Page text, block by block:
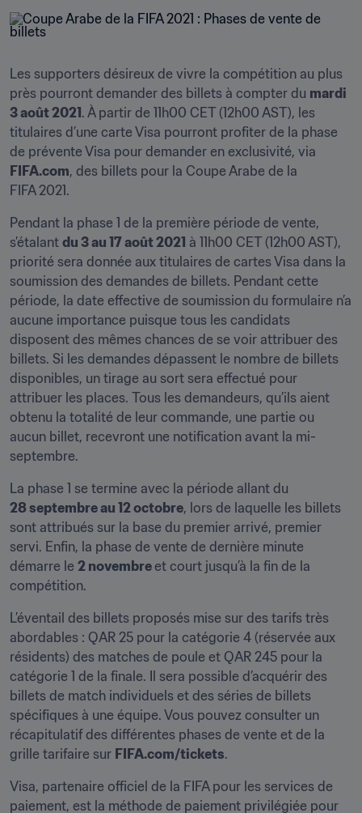
Les supporters désireux de vivre la compétition au plus
près pourront demander des billets à compter du mardi
3 août 2021 . À partir de 11h00 CET (12h00 AST), les
titulaires d’une carte Visa pourront profiter de la phase
FIFA.com, des billets pour la Coupe Arabe de la
FIFA 2021.
Pendant la phase 1 de la première période de vente,
s’étalant du 3 au 17 août 2021 à 11h00 CET (12h00 AST),
priorité sera donnée aux titulaires de cartes Visa dans la
soumission des demandes de billets. Pendant cette
période, la date effective de soumission du formulaire n’a
aucune importance puisque tous les candidats
disposent des mêmes chances de se voir attribuer des
billets. Si les demandes dépassent le nombre de billets
disponibles, un tirage au sort sera effectué pour
attribuer les places. Tous les demandeurs, qu’ils aient
obtenu la totalité de leur commande, une partie ou
aucun billet, recevront une notification avant la mi-
septembre.
28 septembre au 12 octobre, lors de laquelle les billets
sont attribués sur la base du premier arrivé, premier
servi. Enfin, la phase de vente de dernière minute
démarre le 2 novembre et court jusqu’à la fin de la
compétition.
L’éventail des billets proposés mise sur des tarifs très
abordables : QAR 25 pour la catégorie 4 (réservée aux
résidents) des matches de poule et QAR 245 pour la
catégorie 1 de la finale. Il sera possible d’acquérir des
billets de match individuels et des séries de billets
spécifiques à une équipe. Vous pouvez consulter un
récapitulatif des différentes phases de vente et de la
grille tarifaire sur FIFA.com/tickets.
Visa, partenaire officiel de la FIFA pour les services de
paiement, est la méthode de paiement privilégiée pour